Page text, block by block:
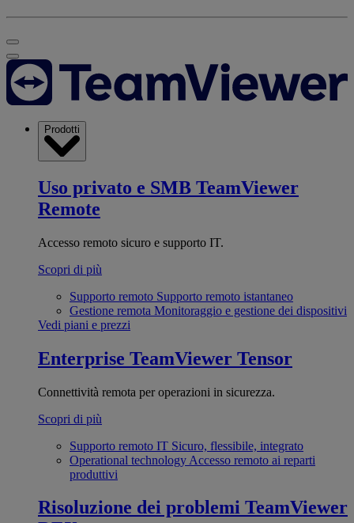
Prodotti
Uso privato e SMB TeamViewer
Remote
Accesso remoto sicuro e supporto IT.
Scopri di più
Supporto remoto Supporto remoto istantaneo
Gestione remota Monitoraggio e gestione dei dispositivi
Vedi piani e prezzi
Enterprise TeamViewer Tensor
Connettività remota per operazioni in sicurezza.
Scopri di più
Supporto remoto IT Sicuro, flessibile, integrato
Operational technology Accesso remoto ai reparti
produttivi
Risoluzione dei problemi TeamViewer